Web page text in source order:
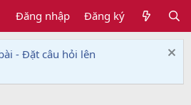
Đăng nhập Đăng ký
- Đặt câu hỏi lên